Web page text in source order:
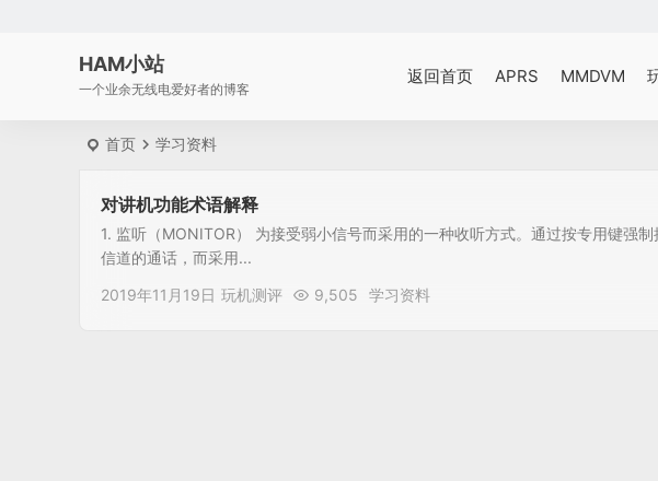
HAM小站
一个业余无线电爱好者的博客
返回首页 APRS MMDVM
首页 学习资料
对讲机功能术语解释
1. 监听（MONITOR） 为接受弱小信号而采用的一种收听方式。通过按专用键强
信道的通话，而采用...
2019年11月19日 玩机测评 9,505 学习资料